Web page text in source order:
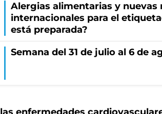
Alergias alimentarias y nuevas
internacionales para el
está preparada?
Semana del 31 de julio al 6 de